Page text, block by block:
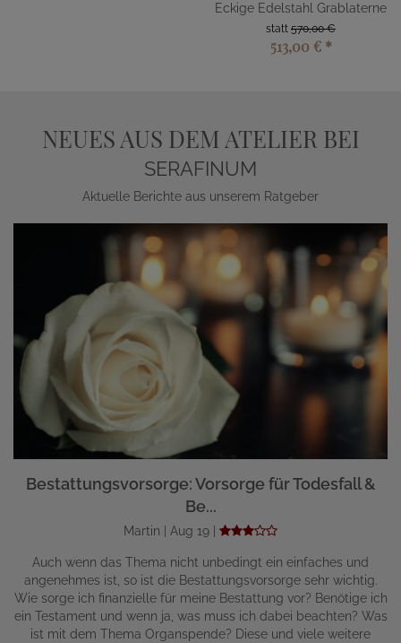
Eckige Edelstahl Grablaterne
statt 570,00 €
513,00 € *
NEUES AUS DEM ATELIER BEI
SERAFINUM
Aktuelle Berichte aus unserem Ratgeber
Bestattungsvorsorge: Vorsorge für Todesfall &
Be...
Martin | Aug 19 |
Auch wenn das Thema nicht unbedingt ein einfaches und
angenehmes ist, so ist die Bestattungsvorsorge sehr wichtig.
Wie sorge ich finanzielle für meine Bestattung vor? Benötige ich
ein Testament und wenn ja, was muss ich dabei beachten? Was
ist mit dem Thema Organspende? Diese und viele weitere